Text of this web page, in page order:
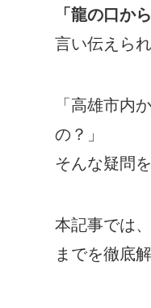
「龍の口か
言い伝えら
「高雄市内
の？」
そんな疑問
本記事では、
までを徹底